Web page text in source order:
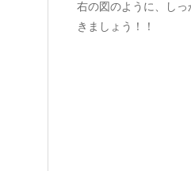
右の図のように、し
きましょう！！